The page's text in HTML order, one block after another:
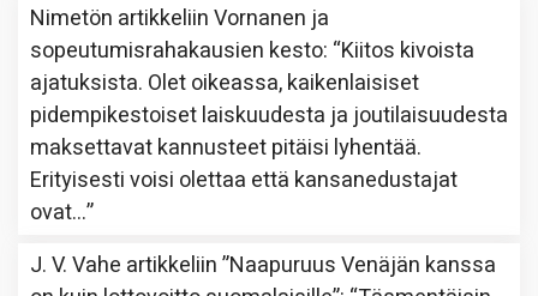
Nimetön artikkeliinVornanen ja
sopeutumisrahakausien kesto: “Kiitos kivoista
ajatuksista. Olet oikeassa, kaikenlaisiset
pidempikestoiset laiskuudesta ja joutilaisuudesta
maksettavat kannusteet pitäisi lyhentää.
Erityisesti voisi olettaa että kansanedustajat
ovat…”
J. V. Vahe artikkeliin”Naapuruus Venäjän kanssa